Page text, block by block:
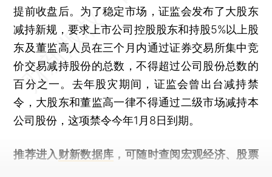
提前收盘后。为了稳定市场，证监会发布了大股东
减持新规，要求上市公司控股股东和持股5%以上股
东及董监高人员在三个月内通过证券交易所集中竞
价交易减持股份的总数，不得超过公司股份总数的
百分之一。去年股灾期间，证监会曾出台减持禁
令，大股东和董监高一律不得通过二级市场减持本
公司股份，这项禁令今年1月8日到期。
推荐进入 财新数据库 ，可随时查阅宏观经济、股票